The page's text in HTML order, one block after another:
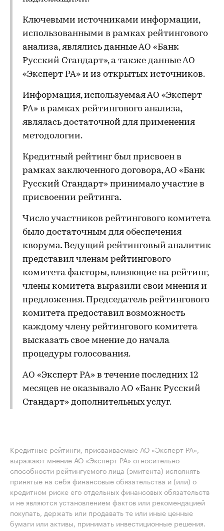
Ключевыми источниками информации,
использованными в рамках рейтингового
анализа, являлись данные АО «Банк
Русский Стандарт», а также данные АО
«Эксперт РА» и из открытых источников.
Информация, используемая АО «Эксперт
РА» в рамках рейтингового анализа,
являлась достаточной для применения
методологии.
Кредитный рейтинг был присвоен в
рамках заключенного договора, АО «Банк
Русский Стандарт» принимало участие в
присвоении рейтинга.
Число участников рейтингового комитета
было достаточным для обеспечения
кворума. Ведущий рейтинговый аналитик
представил членам рейтингового
комитета факторы, влияющие на рейтинг,
члены комитета выразили свои мнения и
предложения. Председатель рейтингового
комитета предоставил возможность
каждому члену рейтингового комитета
высказать свое мнение до начала
процедуры голосования.
АО «Эксперт РА» в течение последних 12
месяцев не оказывало АО «Банк Русский
Стандарт» дополнительных услуг.
Кредитные рейтинги, присваиваемые АО «Эксперт РА»,
выражают мнение АО «Эксперт РА» относительно
способности рейтингуемого лица (эмитента) исполнять
принятые на себя финансовые обязательства и (или) о
кредитном риске его отдельных финансовых обязательств
и не являются установлением фактов или рекомендацией
покупать, держать или продавать те или иные ценные
бумаги или активы, принимать инвестиционные решения.